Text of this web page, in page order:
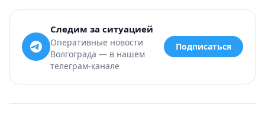
Следим за ситуацией
Оперативные новости
Волгограда — в нашем
телеграм-канале
Подписаться